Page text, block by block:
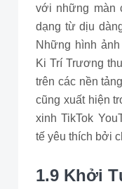
với những màn
dạng từ dịu
Những hình
Ki Trí Trương
trên các nền
cũng xuất hiện
xinh TikTok
tế yêu thích bởi
1.9 Khởi